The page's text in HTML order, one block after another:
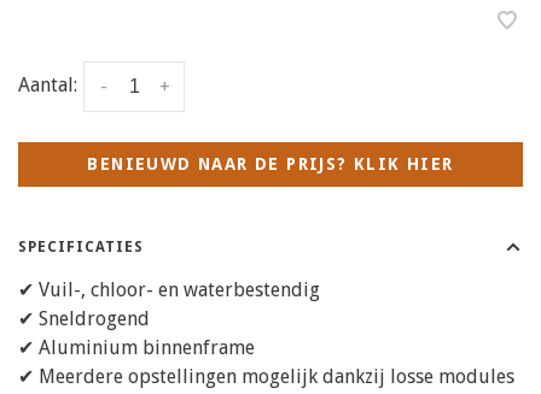
Aantal: +
-
BENIEUWD NAAR DE PRIJS? KLIK HIER
SPECIFICATIES
✔ Vuil-, chloor- en waterbestendig
✔ Sneldrogend
✔ Aluminium binnenframe
✔ Meerdere opstellingen mogelijk dankzij losse modules